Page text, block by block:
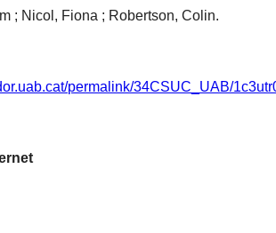
; Nicol, Fiona ; Robertson, Colin.
permalink/34CSUC_UAB/